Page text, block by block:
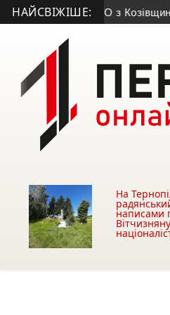
НАЙСВІЖІШЕ:
учасник АТО з Козівщини
На
написами